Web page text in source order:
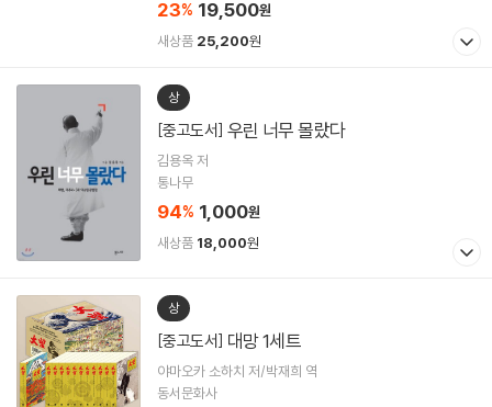
23% 19,500원
새상품 25,200원
상
[중고도서] 우린 너무 몰랐다
김용옥 저
통나무
94% 1,000원
새상품 18,000원
상
[중고도서] 대망 1세트
야마오카 소하치 저/박재희 역
동서문화사